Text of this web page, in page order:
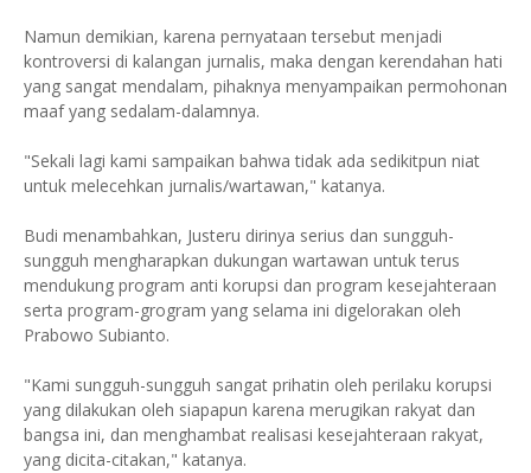
Namun demikian, karena pernyataan tersebut menjadi
kontroversi di kalangan jurnalis, maka dengan kerendahan hati
yang sangat mendalam, pihaknya menyampaikan permohonan
maaf yang sedalam-dalamnya.
"Sekali lagi kami sampaikan bahwa tidak ada sedikitpun niat
untuk melecehkan jurnalis/wartawan," katanya.
Budi menambahkan, Justeru dirinya serius dan sungguh-
sungguh mengharapkan dukungan wartawan untuk terus
mendukung program anti korupsi dan program kesejahteraan
serta program-grogram yang selama ini digelorakan oleh
Prabowo Subianto.
"Kami sungguh-sungguh sangat prihatin oleh perilaku korupsi
yang dilakukan oleh siapapun karena merugikan rakyat dan
bangsa ini, dan menghambat realisasi kesejahteraan rakyat,
yang dicita-citakan," katanya.